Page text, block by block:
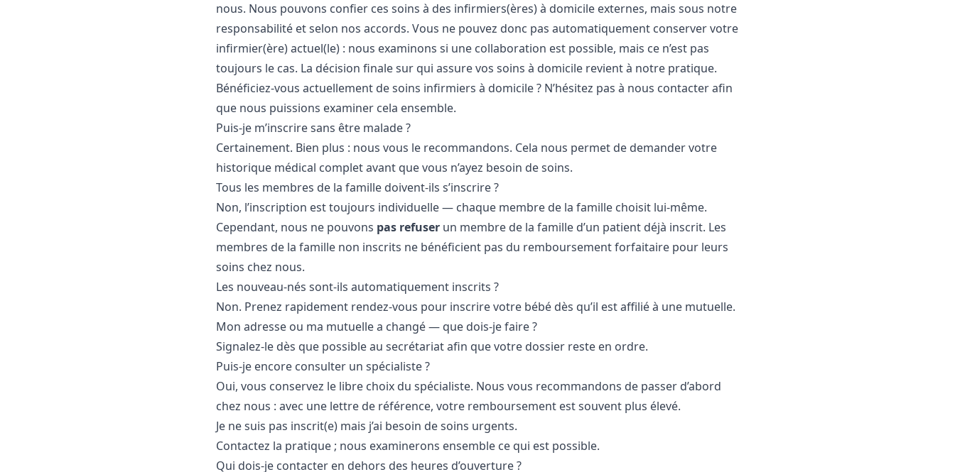
nous. Nous pouvons confier ces soins à des infirmiers(ères) à domicile externes, mais sous notre
responsabilité et selon nos accords. Vous ne pouvez donc pas automatiquement conserver votre
infirmier(ère) actuel(le) : nous examinons si une collaboration est possible, mais ce n’est pas
toujours le cas. La décision finale sur qui assure vos soins à domicile revient à notre pratique.
Bénéficiez-vous actuellement de soins infirmiers à domicile ? N’hésitez pas à nous contacter afin
que nous puissions examiner cela ensemble.
Puis-je m’inscrire sans être malade ?
Certainement. Bien plus : nous vous le recommandons. Cela nous permet de demander votre
historique médical complet avant que vous n’ayez besoin de soins.
Tous les membres de la famille doivent-ils s’inscrire ?
Non, l’inscription est toujours individuelle — chaque membre de la famille choisit lui-même.
Cependant, nous ne pouvons pas refuser un membre de la famille d’un patient déjà inscrit. Les
membres de la famille non inscrits ne bénéficient pas du remboursement forfaitaire pour leurs
soins chez nous.
Les nouveau-nés sont-ils automatiquement inscrits ?
Non. Prenez rapidement rendez-vous pour inscrire votre bébé dès qu’il est affilié à une mutuelle.
Mon adresse ou ma mutuelle a changé — que dois-je faire ?
Signalez-le dès que possible au secrétariat afin que votre dossier reste en ordre.
Puis-je encore consulter un spécialiste ?
Oui, vous conservez le libre choix du spécialiste. Nous vous recommandons de passer d’abord
chez nous : avec une lettre de référence, votre remboursement est souvent plus élevé.
Je ne suis pas inscrit(e) mais j’ai besoin de soins urgents.
Contactez la pratique ; nous examinerons ensemble ce qui est possible.
Qui dois-je contacter en dehors des heures d’ouverture ?